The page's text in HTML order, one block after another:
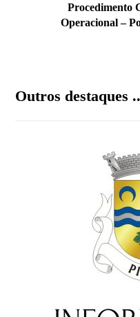
Procedimento
Operacional –
Outros destaques